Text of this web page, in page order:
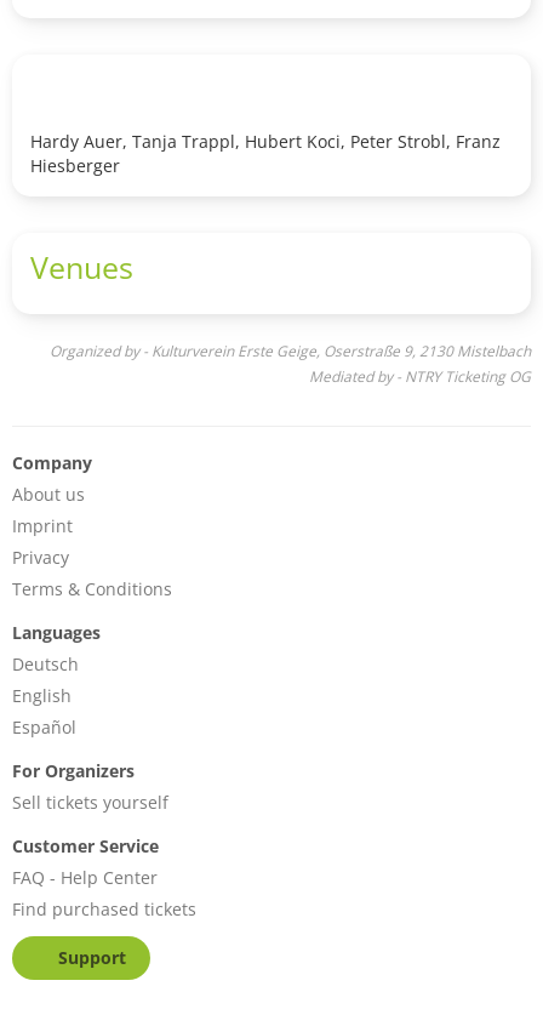
Hardy Auer, Tanja Trappl, Hubert Koci, Peter Strobl, Franz
Hiesberger
Venues
Organized by - Kulturverein Erste Geige, Oserstraße 9, 2130 Mistelbach
Mediated by - NTRY Ticketing OG
Company
About us
Imprint
Privacy
Terms & Conditions
Languages
Deutsch
English
Español
For Organizers
Sell tickets yourself
Customer Service
FAQ - Help Center
Find purchased tickets
Support